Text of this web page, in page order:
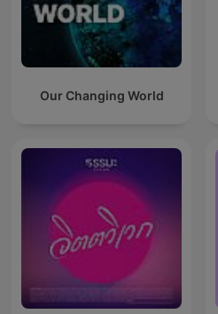
Our Changing World